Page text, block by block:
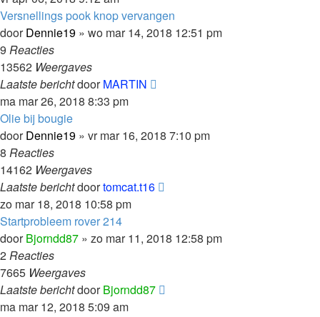
Versnellings pook knop vervangen
doorDennie19 » wo mar 14, 2018 12:51 pm
9 Reacties
13562 Weergaves
Laatste berichtdoorMARTIN
ma mar 26, 2018 8:33 pm
Olie bij bougie
doorDennie19 » vr mar 16, 2018 7:10 pm
8 Reacties
14162 Weergaves
Laatste berichtdoortomcat.t16
zo mar 18, 2018 10:58 pm
Startprobleem rover 214
doorBjorndd87 » zo mar 11, 2018 12:58 pm
2Reacties
7665 Weergaves
Laatste berichtdoorBjorndd87
ma mar 12, 2018 5:09 am